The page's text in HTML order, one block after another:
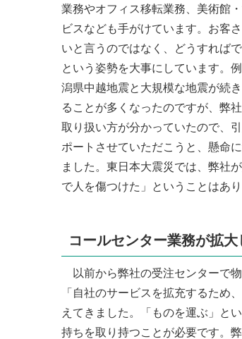
業務やオフィス移転業務、美術館
ビスなども手がけています。お客
いと言うのではなく、どうすれば
という姿勢を大事にしています。
潟県中越地震と大規模な地震が続
ることが多くなったのですが、弊
取り扱い方が分かっていたので、
ポートさせていただこうと、懸命
ました。東日本大震災では、弊社
で人を傷つけた」ということはあ
コールセンター業務が拡
以前から弊社の受注センターで
「自社のサービスを拡充するため
えてきました。「ものを運ぶ」と
持ちを取り持つことが必要です。